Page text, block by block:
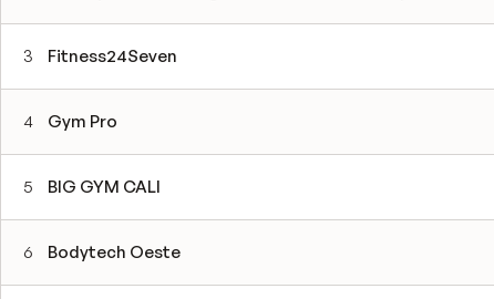
3 Fitness24Seven
4 Gym Pro
5 BIG GYM CALI
6 Bodytech Oeste